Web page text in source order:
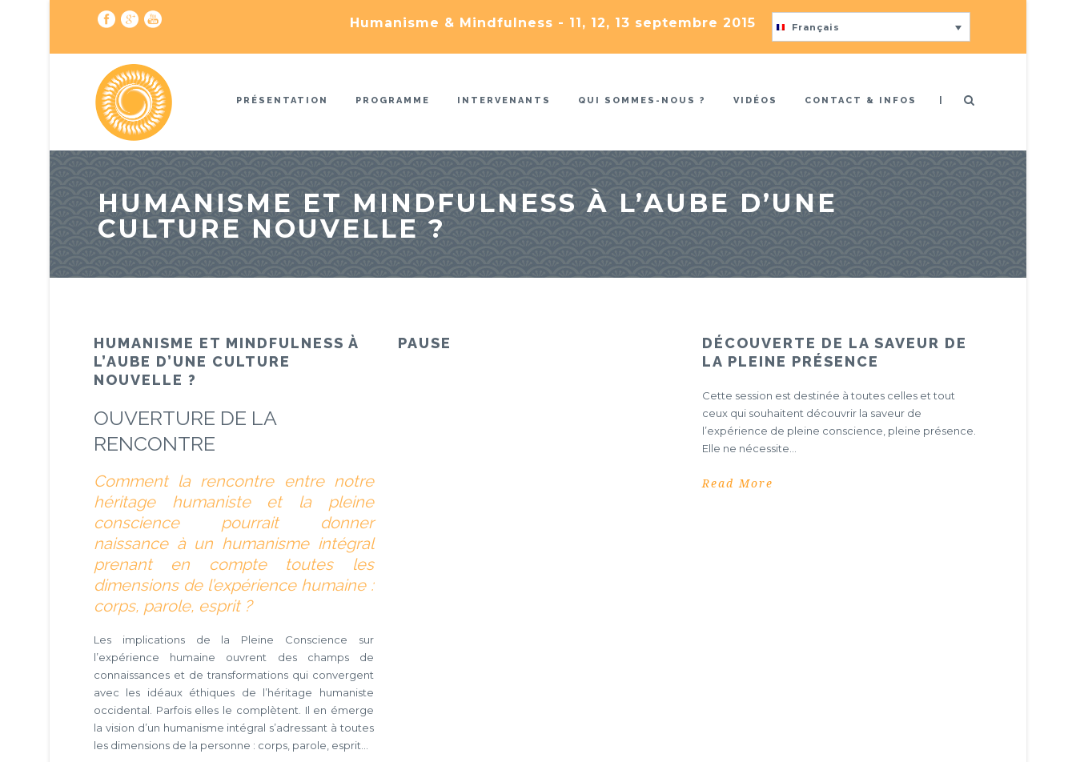
Humanisme & Mindfulness - 11, 12, 13 septembre 2015 Français
PRÉSENTATION PROGRAMME INTERVENANTS QUI SOMMES-NOUS ? VIDÉOS CONTACT & INFOS |
HUMANISME ET MINDFULNESS À L’AUBE D’UNE
CULTURE NOUVELLE ?
HUMANISME ET MINDFULNESS À
L’AUBE D’UNE CULTURE
NOUVELLE ?
OUVERTURE DE LA
RENCONTRE
Comment la rencontre entre notre
héritage humaniste et la pleine
conscience pourrait donner
naissance à un humanisme intégral
prenant en compte toutes les
dimensions de l’expérience humaine :
corps, parole, esprit ?
Les implications de la Pleine Conscience sur
l’expérience humaine ouvrent des champs de
connaissances et de transformations qui convergent
avec les idéaux éthiques de l’héritage humaniste
occidental. Parfois elles le complètent. Il en émerge
la vision d’un humanisme intégral s’adressant à toutes
les dimensions de la personne : corps, parole, esprit...
PAUSE
DÉCOUVERTE DE LA SAVEUR DE
LA PLEINE PRÉSENCE
Cette session est destinée à toutes celles et tout
ceux qui souhaitent découvrir la saveur de
l’expérience de pleine conscience, pleine présence.
Elle ne nécessite...
Read More